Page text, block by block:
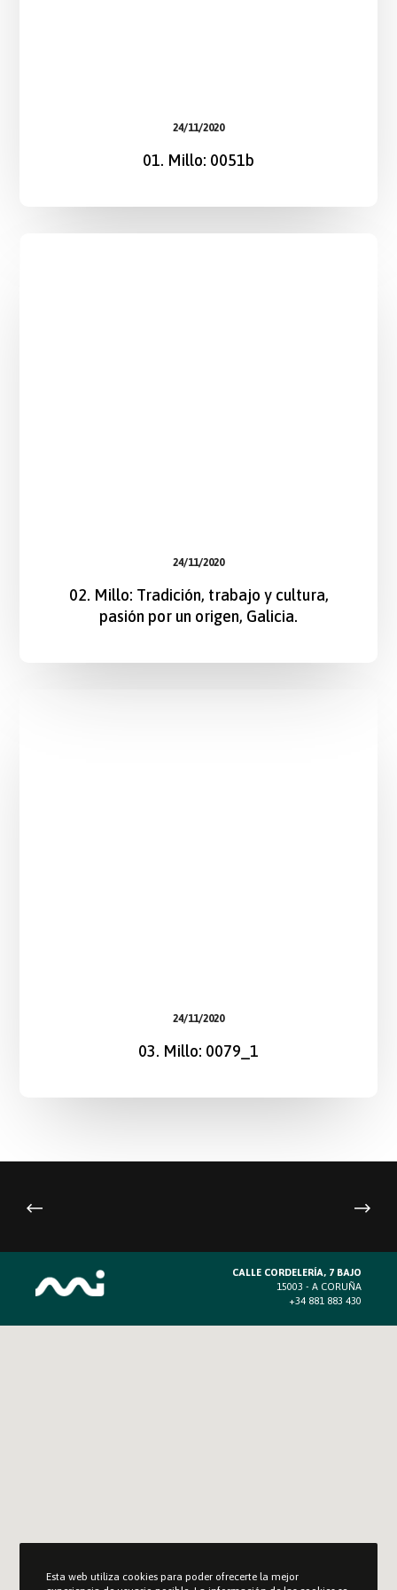
24/11/2020
01. Millo: 0051b
24/11/2020
02. Millo: Tradición, trabajo y cultura,
pasión por un origen, Galicia.
24/11/2020
03. Millo: 0079_1
CALLE CORDELERÍA, 7 BAJO
15003 - A CORUÑA
+34 881 883 430
Esta web utiliza cookies para poder ofrecerte la mejor